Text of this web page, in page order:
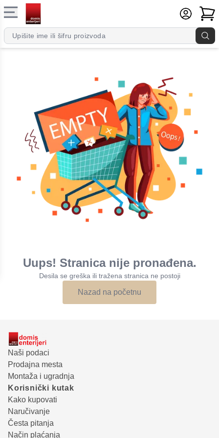
Uups! Stranica nije pronađena.
Desila se greška ili tražena stranica ne postoji
Nazad na početnu
Naši podaci
Prodajna mesta
Montaža i ugradnja
Korisnički kutak
Kako kupovati
Naručivanje
Česta pitanja
Način plaćanja